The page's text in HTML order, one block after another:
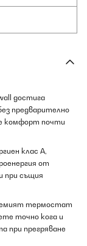
достига
предварително
комфорт почти
клас А,
от
при същия
термостат
точно кога и
при прегряване